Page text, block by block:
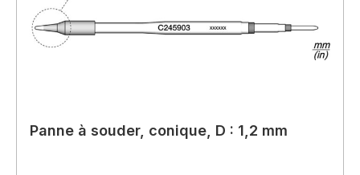
Panne à souder, conique, D : 1,2 mm